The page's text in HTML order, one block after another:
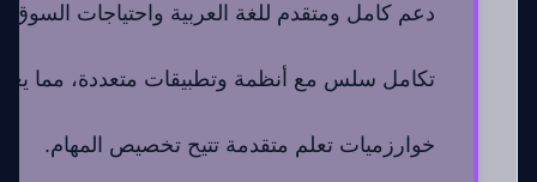
دعم كامل ومتقدم للغة العربية واحتياجات السوق
تكامل سلس مع أنظمة وتطبيقات متعددة، مما
خوارزميات تعلم متقدمة تتيح تخصيص المهام.